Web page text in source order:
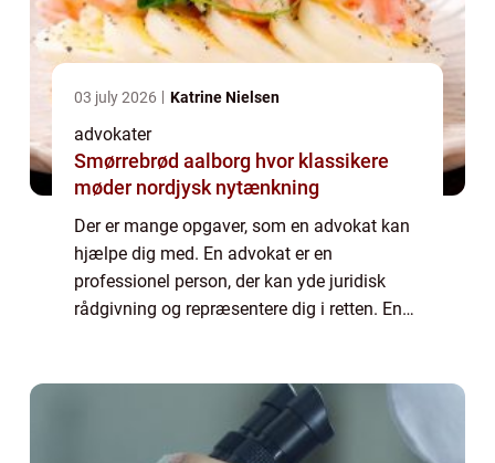
03 july 2026 Katrine Nielsen
advokater
Smørrebrød aalborg hvor klassikere
møder nordjysk nytænkning
Der er mange opgaver, som en advokat kan
hjælpe dig med. En advokat er en
professionel person, der kan yde juridisk
rådgivning og repræsentere dig i retten. En